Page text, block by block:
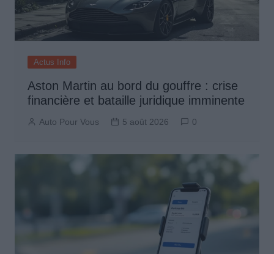
Actus Info
Aston Martin au bord du gouffre : crise
financière et bataille juridique imminente
Auto Pour Vous 5 août 2026 0